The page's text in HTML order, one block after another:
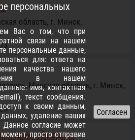
область, г. Минск,
Минская область, г. Минск,
услуг «Экодар»
персональных
Вас о том, что при
связи на нашем
персональные данные,
для: ответа на
качества нашего
в нашем
имя, контактная
текст сообщения.
к своим данным,
удаление ваших
согласие может
просто отправив